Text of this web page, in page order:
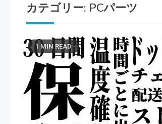
カテゴリー: PCパーツ
1 MIN READ